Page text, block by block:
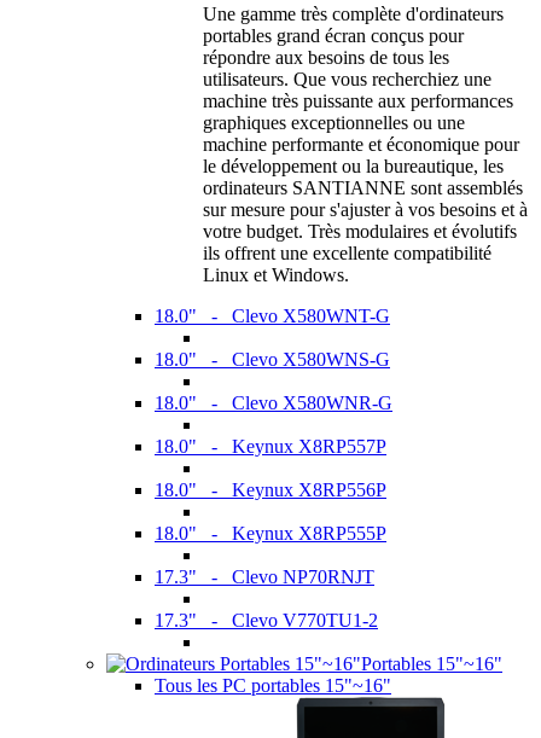
Une gamme très complète d'ordinateurs
portables grand écran conçus pour
répondre aux besoins de tous les
utilisateurs. Que vous recherchiez une
machine très puissante aux performances
graphiques exceptionnelles ou une
machine performante et économique pour
le développement ou la bureautique, les
ordinateurs SANTIANNE sont assemblés
sur mesure pour s'ajuster à vos besoins et à
votre budget. Très modulaires et évolutifs
ils offrent une excellente compatibilité
Linux et Windows.
18.0" - Clevo X580WNT-G
18.0" - Clevo X580WNS-G
18.0" - Clevo X580WNR-G
18.0" - Keynux X8RP557P
18.0" - Keynux X8RP556P
18.0" - Keynux X8RP555P
17.3" - Clevo NP70RNJT
17.3" - Clevo V770TU1-2
Portables 15"~16"
Tous les PC portables 15"~16"